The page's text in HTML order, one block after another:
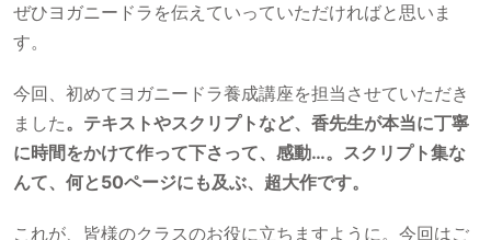
ぜひヨガニードラを伝えていっていただければと思いま
す。
今回、初めてヨガニードラ養成講座を担当させていただき
ました。テキストやスクリプトなど、香先生が本当に丁寧
に時間をかけて作って下さって、感動…。スクリプト集な
んて、何と50ページにも及ぶ、超大作です。
これが、皆様のクラスのお役に立ちますように。今回はご